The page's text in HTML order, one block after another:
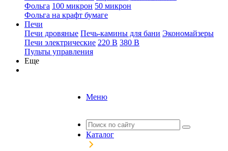
Фольга 100 микрон 50 микрон
Фольга на крафт бумаге
Печи
Печи дровяные Печь-камины для бани Экономайзеры
Печи электрические 220 В 380 В
Пульты управления
Еще
Меню
Каталог